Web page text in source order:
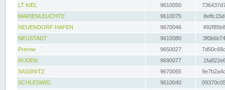
LT KIEL
9610050
MARIENLEUCHTE
9610075
NEUENDORF HAFEN
9670046
NEUSTADT
9610080
Prerow
9650027
RUDEN
9690077
SASSNITZ
9670065
SCHLESWIG
9610040